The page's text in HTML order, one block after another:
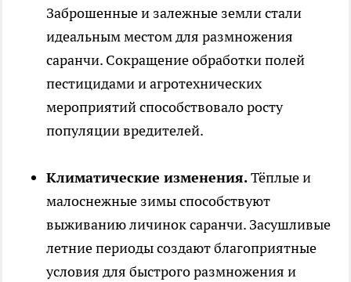
Заброшенные и залежные земли стали
идеальным местом для размножения
саранчи. Сокращение обработки полей
пестицидами и агротехнических
мероприятий способствовало росту
популяции вредителей.
Климатические изменения.Тёплые и
малоснежные зимы способствуют
выживанию личинок саранчи. Засушливые
летние периоды создают благоприятные
условия для быстрого размножения и